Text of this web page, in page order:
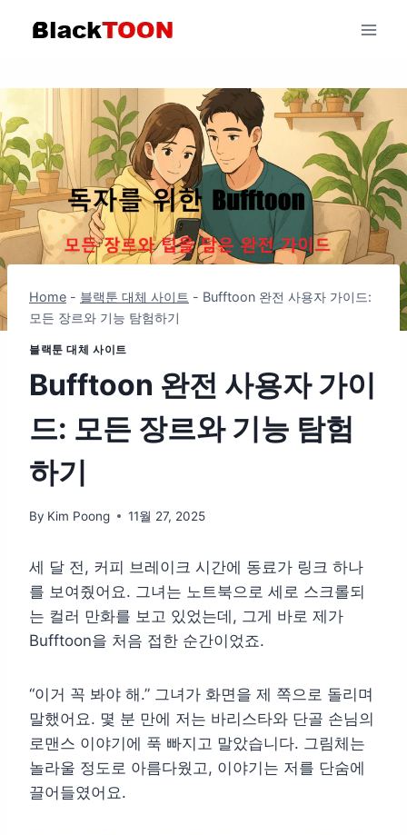
Home - 블랙툰 대체 사이트 - Bufftoon 완전 사용자 가이드:
모든 장르와 기능 탐험하기
블랙툰 대체 사이트
Bufftoon 완전 사용자 가이
드: 모든 장르와 기능 탐험
하기
By Kim Poong 11월 27, 2025
세 달 전, 커피 브레이크 시간에 동료가 링크 하나
를 보여줬어요. 그녀는 노트북으로 세로 스크롤되
는 컬러 만화를 보고 있었는데, 그게 바로 제가
Bufftoon을 처음 접한 순간이었죠.
“이거 꼭 봐야 해.” 그녀가 화면을 제 쪽으로 돌리며
말했어요. 몇 분 만에 저는 바리스타와 단골 손님의
로맨스 이야기에 푹 빠지고 말았습니다. 그림체는
놀라울 정도로 아름다웠고, 이야기는 저를 단숨에
끌어들였어요.